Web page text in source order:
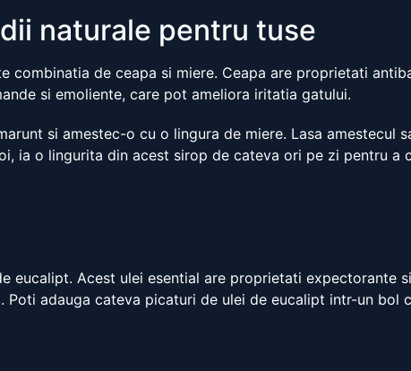
naturale pentru tuse
combinatia de ceapa si miere. Ceapa are proprietati
si emoliente, care pot ameliora iritatia gatului.
si amestec-o cu o lingura de miere. Lasa amestecul
ia o lingurita din acest sirop de cateva ori pe zi pentru a
eucalipt. Acest ulei esential are proprietati expectorante
Poti adauga cateva picaturi de ulei de eucalipt intr-un